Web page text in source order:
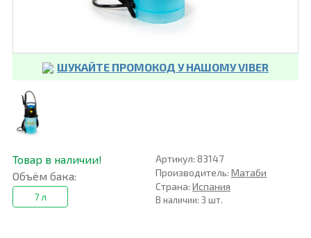
ШУКАЙТЕ ПРОМОКОД У НАШОМУ VIBER
Товар в наличии!
Объём бака:
7 л
Артикул: 83147
Производитель: Матаби
Страна: Испания
В наличии: 3 шт.